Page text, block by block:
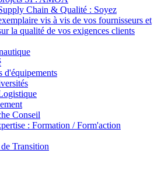
Chain & Qualité : Soyez
vis à vis de vos fournisseurs et
la qualité de vos exigences clients
Conseil
: Formation / Form'action
Transition